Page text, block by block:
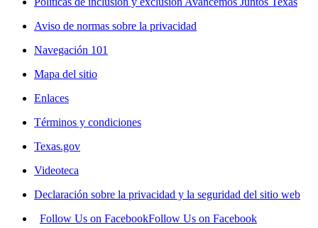
Aviso de normas sobre la privacidad
Navegación 101
Mapa del sitio
Enlaces
Términos y condiciones
Texas.gov
Videoteca
Declaración sobre la privacidad y la seguridad del sitio web
Follow Us on FacebookFollow Us on Facebook